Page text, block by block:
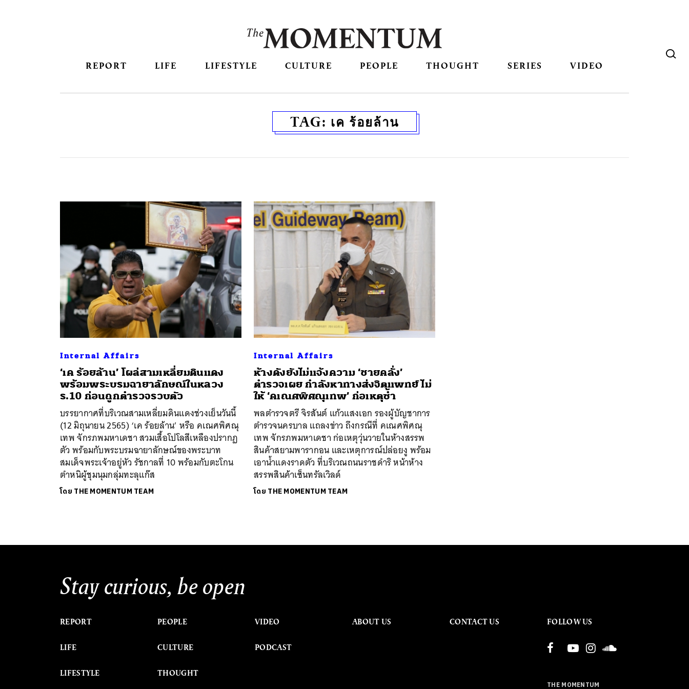
REPORT LIFE LIFESTYLE CULTURE PEOPLE THOUGHT SERIES VIDEO
TAG: เค ร้อยล้าน
Internal Affairs
‘เค ร้อยล้าน’ โผล่สามเหลี่ยมดินแดง
พร้อมพระบรมฉายาลักษณ์ในหลวง
ร.10 ก่อนถูกตำรวจรวบตัว
บรรยากาศที่บริเวณสามเหลี่ยมดินแดงช่วงเย็นวันนี้
(12 มิถุนายน 2565) ‘เค ร้อยล้าน’ หรือ คเณศพิศณุ
เทพ จักรภพมหาเดชา สวมเสื้อโปโลสีเหลืองปรากฏ
ตัว พร้อมกับพระบรมฉายาลักษณ์ของพระบาท
สมเด็จพระเจ้าอยู่หัว รัชกาลที่ 10 พร้อมกับตะโกน
ตำหนิผู้ชุมนุมกลุ่มทะลุแก๊ส
โดย THE MOMENTUM TEAM
Internal Affairs
ห้างดังยังไม่แจ้งความ ‘ชายคลั่ง’
ตำรวจเผย กำลังหาทางส่งจิตแพทย์ ไม่
ให้ ‘คเณศพิศณุเทพ’ ก่อเหตุซ้ำ
พลตำรวจตรี จิรสันต์ แก้วแสงเอก รองผู้บัญชาการ
ตำรวจนครบาล แถลงข่าว ถึงกรณีที่ คเณศพิศณุ
เทพ จักรภพมหาเดชา ก่อเหตุวุ่นวายในห้างสรรพ
สินค้าสยามพารากอน และเหตุการณ์ปล่อยงู พร้อม
เอาน้ำแดงราดตัว ที่บริเวณถนนราชดำริ หน้าห้าง
สรรพสินค้าเซ็นทรัลเวิลด์
โดย THE MOMENTUM TEAM
Stay curious, be open
REPORT
LIFE
LIFESTYLE
PEOPLE
CULTURE
THOUGHT
VIDEO
PODCAST
ABOUT US CONTACT US FOLLOW US
THE MOMENTUM
SHARE TWEET LINE EMAIL